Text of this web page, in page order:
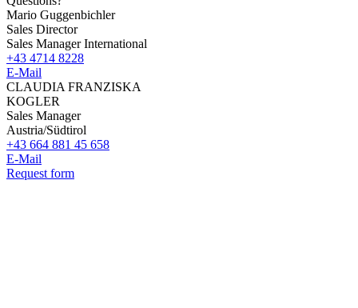
Mario Guggenbichler
Sales Director
Sales Manager International
+43 4714 8228
E-Mail
CLAUDIA FRANZISKA
KOGLER
Sales Manager
Austria/Südtirol
+43 664 881 45 658
E-Mail
Request form